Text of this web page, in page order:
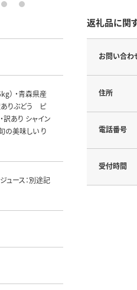
9 10
） ・青森県産
ありぶどう ピ
訳あり シャイン
の美味しい り
ュース：別途記
返礼品に関
お問い合わ
住所
電話番号
受付時間